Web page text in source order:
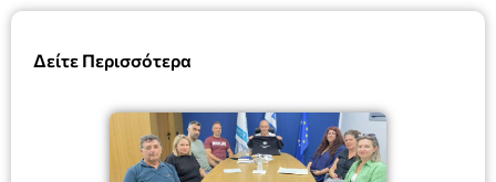
Δείτε Περισσότερα